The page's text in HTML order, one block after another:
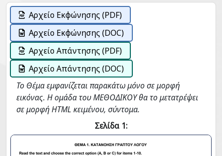
Αρχείο Εκφώνησης (PDF)
Αρχείο Εκφώνησης (DOC)
Αρχείο Απάντησης (PDF)
Αρχείο Απάντησης (DOC)
Το Θέμα εμφανίζεται παρακάτω μόνο σε μορφή
εικόνας. Η ομάδα του ΜΕΘΟΔΙΚΟΥ θα το μετατρέψει
σε μορφή HTML κειμένου, σύντομα.
Σελίδα 1: